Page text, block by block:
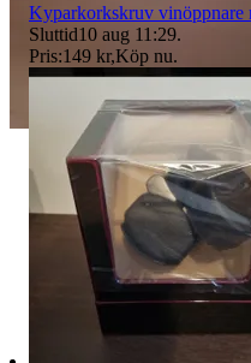
Kyparkorkskruv vinöppnare
Sluttid10 aug 11:29.
Pris:149 kr,Köp nu.